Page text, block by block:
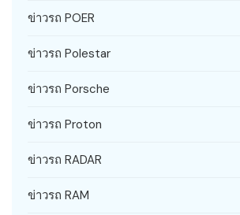
ข่าวรถ POER
ข่าวรถ Polestar
ข่าวรถ Porsche
ข่าวรถ Proton
ข่าวรถ RADAR
ข่าวรถ RAM